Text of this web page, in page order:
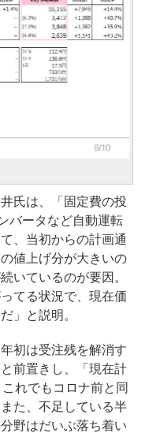
氏は、「固定費の投
バータなど自動運転
、当初からの計画通
値上げ分が大きいの
いているのが要因。
てる状況で、現在価
」と説明。
初は受注残を解消す
前置きし、「現在計
れでもコロナ前と同
た、不足している半
野はだいぶ落ち着い